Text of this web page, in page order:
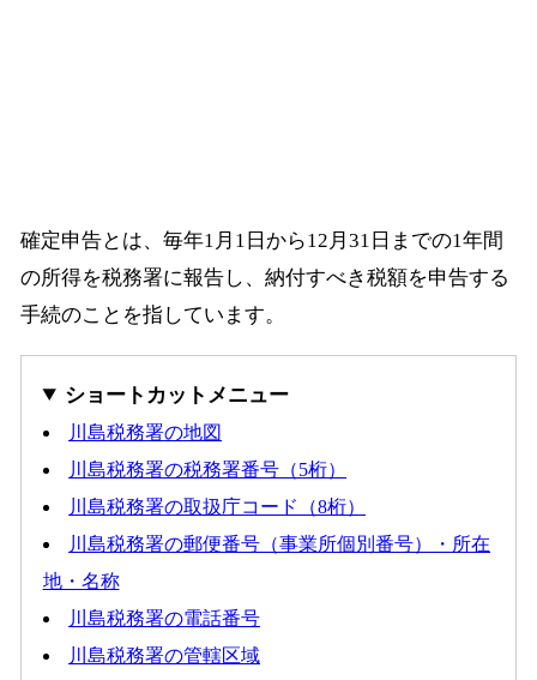
確定申告とは、毎年1月1日から12月31日までの1年間
の所得を税務署に報告し、納付すべき税額を申告する
手続のことを指しています。
ショートカットメニュー
川島税務署の地図
川島税務署の税務署番号（5桁）
川島税務署の取扱庁コード（8桁）
川島税務署の郵便番号（事業所個別番号）・所在
地・名称
川島税務署の電話番号
川島税務署の管轄区域